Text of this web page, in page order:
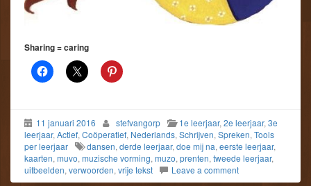
Sharing = caring
11 januari 2016 stefvangorp 1e leerjaar, 2e leerjaar, 3e
leerjaar, Actief, Coöperatief, Nederlands, Schrijven, Spreken, Tools
per leerjaar
dansen, derde leerjaar, doe mij na, eerste leerjaar,
kaarten, muvo, muzische vorming, muzo, prenten, tweede leerjaar,
uitbeelden, verwoorden, vrije tekst Leave a comment